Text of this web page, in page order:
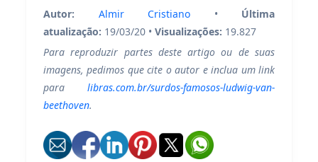
Autor: Almir Cristiano • Última
atualização: 19/03/20 • Visualizações: 19.827
Para reproduzir partes deste artigo ou de suas
imagens, pedimos que cite o autor e inclua um link
para libras.com.br/surdos-famosos-ludwig-van-
beethoven.